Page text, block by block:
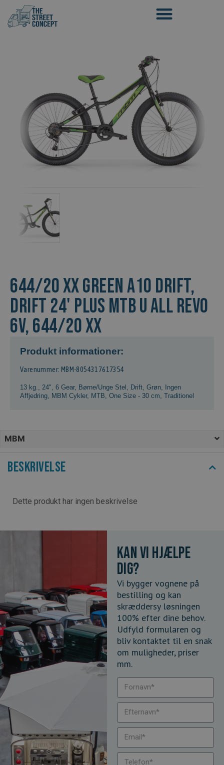
644/20 XX GREEN A10 Drift,
DRIFT 24' PLUS MTB U ALL REVO
6V, 644/20 XX
Produkt informationer:
Varenummer: MBM-8054317617354
13 kg. 24" 6 Gear, Børne/Unge Stel Drift Grøn Ingen
Affjedring MBM Cykler, MTB One Size - 30 cm Traditionel
MBM
Beskrivelse
Dette produkt har ingen beskrivelse
Kan vi hjælpe
dig?
Vi bygger vognene på
bestilling og kan
skræddersy løsningen
100% efter dine behov.
Udfyld formularen og
bliv kontaktet til en snak
om muligheder, priser
mm.